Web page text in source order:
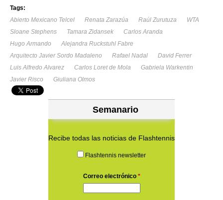
Tags:
Abierto Mexicano Telcel
Renata Zarazúa Raúl Zurutuza
WTA
Sloane Stephens
Tamara Zidansek
Carlos Aranda
Hugo Armando
Alejandra Ruckstuhl Fabre
Arquitecto Javier Sordo Madaleno
Rafael Nadal
David Ferrer
Luis Alfredo Alvarez
Carlos Loret de Mola
Gabriela Warkentin
Javier Risco
Giuliana Olmos
Semanario
Recibe todas las noticias de Flashtennis
Flashtennis newsletter
Correo electrónico *